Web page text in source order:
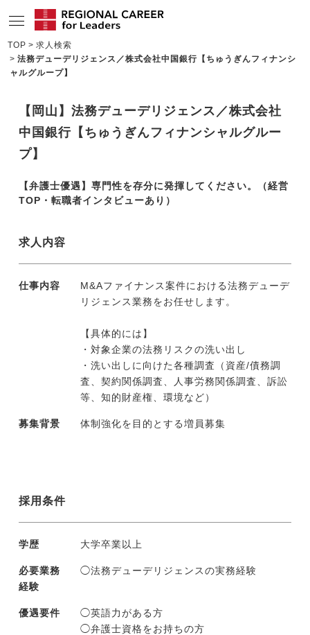
サービスの特長
企業TOPインタビュー
コンサルタント情報
リサーチ
メディア紹介実績
今すぐ転職をお考えの方
TOP
求人検索
法務デューデリジェンス／株式会社中国銀行【ちゅうぎんフィナンシ
ャルグループ】
【岡山】法務デューデリジェンス／株式会社
中国銀行【ちゅうぎんフィナンシャルグルー
プ】
【弁護士優遇】専門性を存分に発揮してください。（経営
TOP・転職者インタビューあり）
求人内容
仕事内容
M&Aファイナンス案件における法務デューデ
リジェンス業務をお任せします。
【具体的には】
・対象企業の法務リスクの洗い出し
・洗い出しに向けた各種調査（資産/債務調
査、契約関係調査、人事労務関係調査、訴訟
等、知的財産権、環境など）
募集背景 体制強化を目的とする増員募集
採用条件
学歴 大学卒業以上
必要業務
経験
◯法務デューデリジェンスの実務経験
優遇要件
◯英語力がある方
◯弁護士資格をお持ちの方